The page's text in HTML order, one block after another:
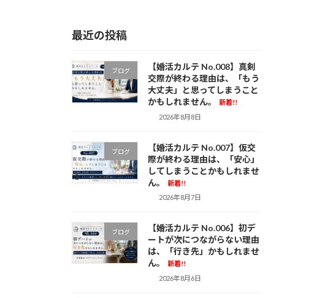
最近の投稿
ブログ
【婚活カルテ No.008】真剣
交際が終わる理由は、「もう
大丈夫」と思ってしまうこと
かもしれません。
新着!!
2026年8月8日
ブログ
【婚活カルテ No.007】仮交
際が終わる理由は、「安心」
してしまうことかもしれませ
ん。
新着!!
2026年8月7日
ブログ
【婚活カルテ No.006】初デ
ートが次につながらない理由
は、「行き先」かもしれませ
ん。
新着!!
2026年8月6日